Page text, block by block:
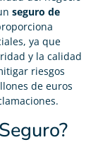
seguro de
ya que
y la calidad
riesgos
de euros